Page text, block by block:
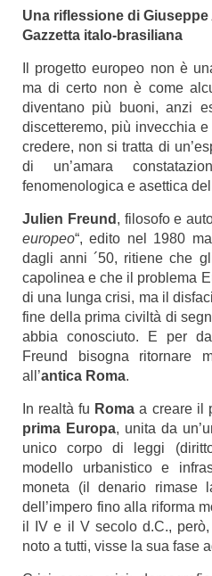
Una riflessione di
Gazzetta italo-brasiliana
Il progetto europeo non è
ma di certo non è come
diventano più buoni, anzi
discetteremo, più invecchia
credere, non si tratta di
di un’amara
fenomenologica e asettica
Julien Freund , filosofo e
europeo“, edito nel 1980
dagli anni ´50, ritiene che
capolinea e che il problema
di una lunga crisi, ma il
fine della prima civiltà di
abbia conosciuto. E per
Freund bisogna ritornare
all’antica Roma.
In realtà fu Roma a creare il
prima Europa, unita da
unico corpo di leggi
modello urbanistico e
moneta (il denario rimase
dell’impero fino alla riforma
il IV e il V secolo d.C., però,
noto a tutti, visse la sua fase